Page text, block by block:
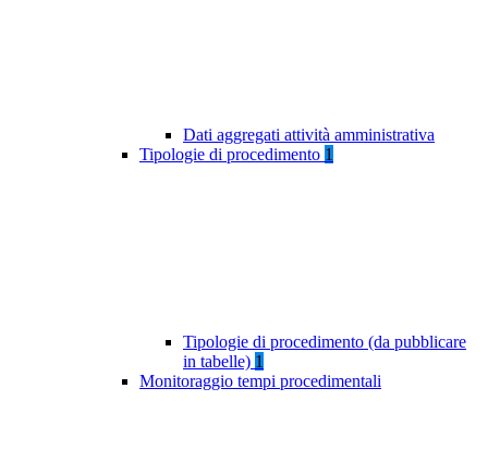
Dati aggregati attività amministrativa
Tipologie di procedimento 1
Tipologie di procedimento (da pubblicare
in tabelle) 1
Monitoraggio tempi procedimentali